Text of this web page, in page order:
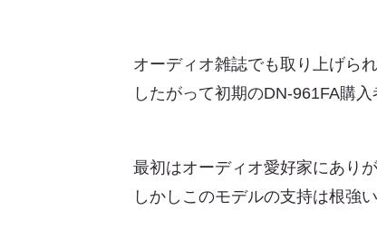
オーディオ雑誌でも取り上げられ
したがって初期のDN-961FA購
最初はオーディオ愛好家にあり
しかしこのモデルの支持は根強い